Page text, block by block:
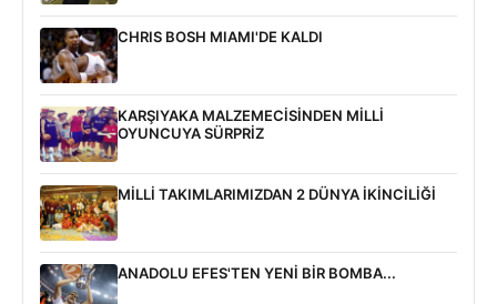
CHRIS BOSH MIAMI'DE KALDI
KARŞIYAKA MALZEMECİSİNDEN MİLLİ
OYUNCUYA SÜRPRİZ
MİLLİ TAKIMLARIMIZDAN 2 DÜNYA İKİNCİLİĞİ
ANADOLU EFES'TEN YENİ BİR BOMBA...